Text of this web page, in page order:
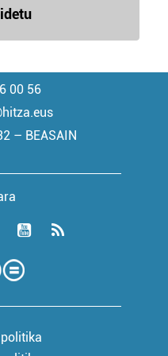
00 56
– BEASAIN